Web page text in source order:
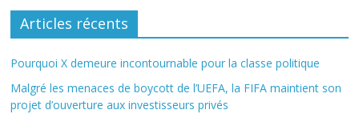
Articles récents
Pourquoi X demeure incontournable pour la classe politique
Malgré les menaces de boycott de l’UEFA, la FIFA maintient son
projet d’ouverture aux investisseurs privés